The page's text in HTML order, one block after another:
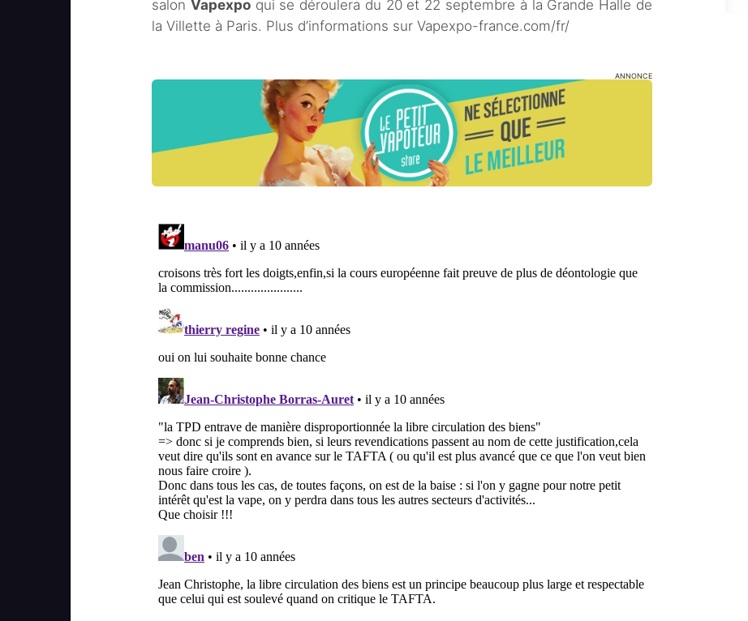
salon Vapexpoqui se déroulera du 20 et 22 septembre à la Grande Halle de
la Villette à Paris. Plus d’informations sur Vapexpo-france.com/fr/
ANNONCE